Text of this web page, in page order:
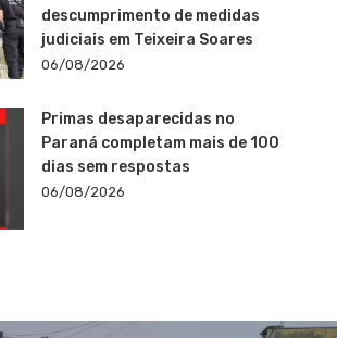
descumprimento de medidas
judiciais em Teixeira Soares
06/08/2026
Primas desaparecidas no
Paraná completam mais de 100
dias sem respostas
06/08/2026